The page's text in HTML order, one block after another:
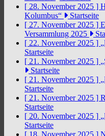
[ 28. November 2025 ]
Kolumbus“
Startseite
[ 27. November 2025 ]
Versammlung 2025
[ 22. November 2025 ]
Startseite
[ 21. November 2025 ]
Startseite
[ 21. November 2025 ]
Startseite
[ 21. November 2025 ]
Startseite
[ 20. November 2025 ]
Startseite
[ 18. November 2025 ]